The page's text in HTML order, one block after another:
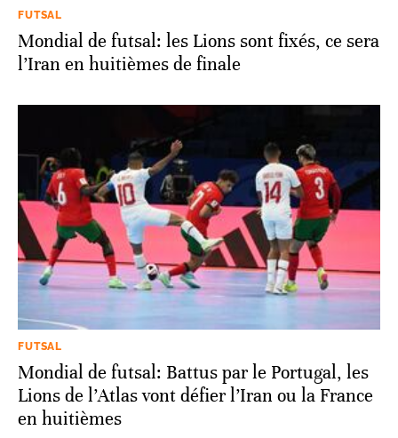
FUTSAL
Mondial de futsal: les Lions sont fixés, ce sera
l’Iran en huitièmes de finale
FUTSAL
Mondial de futsal: Battus par le Portugal, les
Lions de l’Atlas vont défier l’Iran ou la France
en huitièmes